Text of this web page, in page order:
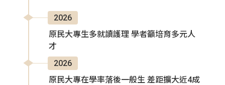
2026
原民大專生多就讀護理 學者籲培育多元人
才
2026
原民大專在學率落後一般生 差距擴大近4成